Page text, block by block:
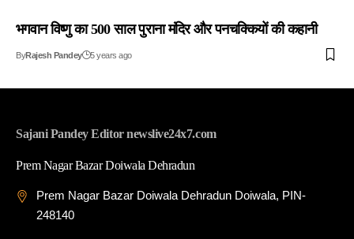
भगवान विष्णु का 500 साल पुराना मंदिर और पनचक्कियों की कहानी
ByRajesh Pandey 5 years ago
Sajani Pandey Editor newslive24x7.com
Prem Nagar Bazar Doiwala Dehradun
Prem Nagar Bazar Doiwala Dehradun Doiwala, PIN-
248140